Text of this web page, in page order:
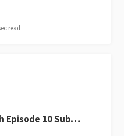
read
Episode 10 Sub…